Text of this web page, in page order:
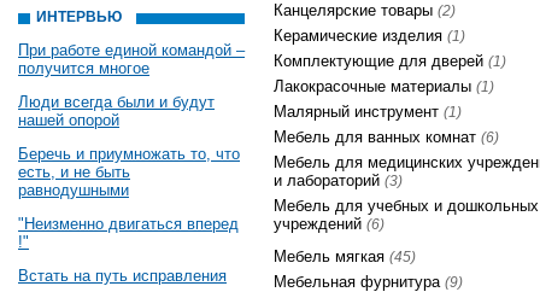
ИНТЕРВЬЮ
При работе единой командой –
получится многое
Люди всегда были и будут
нашей опорой
Беречь и приумножать то, что
есть, и не быть
равнодушными
"Неизменно двигаться вперед
!"
Встать на путь исправления
Канцелярские товары (2)
Керамические изделия (1)
Комплектующие для дверей (1)
Лакокрасочные материалы (1)
Малярный инструмент (1)
Мебель для ванных комнат (6)
Мебель для медицинских
и лабораторий (3)
Мебель для учебных и дошкольных
учреждений (6)
Мебель мягкая (45)
Мебельная фурнитура (9)